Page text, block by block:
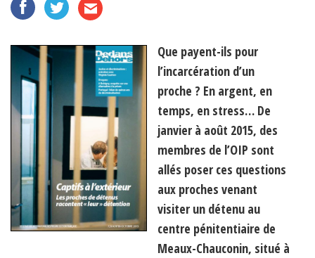
Que payent-ils pour
l’incarcération d’un
proche ? En argent, en
temps, en stress… De
janvier à août 2015, des
membres de l’OIP sont
allés poser ces questions
aux proches venant
visiter un détenu au
centre pénitentiaire de
Meaux-Chauconin, situé à